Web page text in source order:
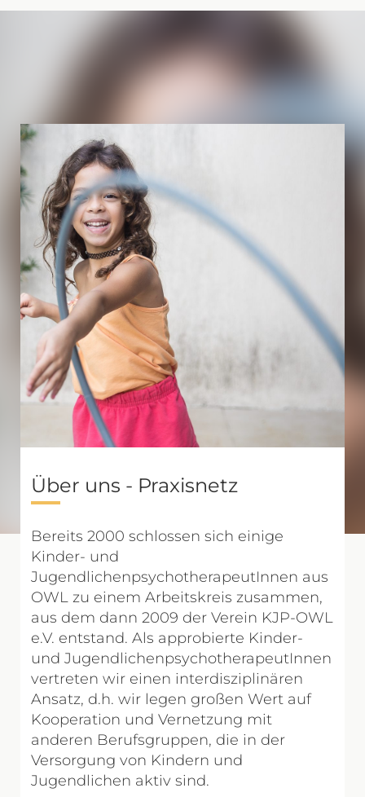
Über uns - Praxisnetz
Bereits 2000 schlossen sich einige
Kinder- und
JugendlichenpsychotherapeutInnen aus
OWL zu einem Arbeitskreis zusammen,
aus dem dann 2009 der Verein KJP-OWL
e.V. entstand. Als approbierte Kinder-
und JugendlichenpsychotherapeutInnen
vertreten wir einen interdisziplinären
Ansatz, d.h. wir legen großen Wert auf
Kooperation und Vernetzung mit
anderen Berufsgruppen, die in der
Versorgung von Kindern und
Jugendlichen aktiv sind.